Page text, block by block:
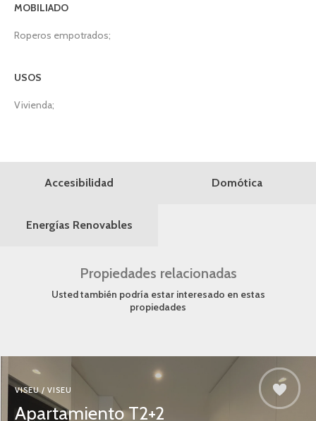
MOBILIADO
Roperos empotrados;
USOS
Vivienda;
Accesibilidad Domótica
Energías Renovables
Propiedades relacionadas
Usted también podría estar interesado en estas
propiedades
VISEU / VISEU
Apartamiento T2+2